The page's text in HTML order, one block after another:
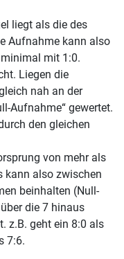
liegt als die des
Aufnahme kann also
mit 1:0.
Liegen die
nah an der
Aufnahme“ gewertet.
den gleichen
von mehr als
kann also zwischen
beinhalten (Null-
die 7 hinaus
z.B. geht ein 8:0 als
7:6.